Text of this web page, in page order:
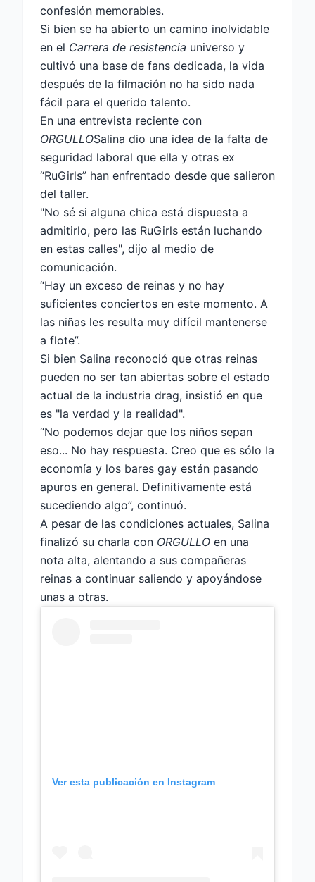
confesión memorables.
Si bien se ha abierto un camino inolvidable
en el Carrera de resistencia universo y
cultivó una base de fans dedicada, la vida
después de la filmación no ha sido nada
fácil para el querido talento.
En una entrevista reciente con
ORGULLOSalina dio una idea de la falta de
seguridad laboral que ella y otras ex
“RuGirls” han enfrentado desde que salieron
del taller.
"No sé si alguna chica está dispuesta a
admitirlo, pero las RuGirls están luchando
en estas calles", dijo al medio de
comunicación.
“Hay un exceso de reinas y no hay
suficientes conciertos en este momento. A
las niñas les resulta muy difícil mantenerse
a flote”.
Si bien Salina reconoció que otras reinas
pueden no ser tan abiertas sobre el estado
actual de la industria drag, insistió en que
es "la verdad y la realidad".
“No podemos dejar que los niños sepan
eso... No hay respuesta. Creo que es sólo la
economía y los bares gay están pasando
apuros en general. Definitivamente está
sucediendo algo”, continuó.
A pesar de las condiciones actuales, Salina
finalizó su charla con ORGULLO en una
nota alta, alentando a sus compañeras
reinas a continuar saliendo y apoyándose
unas a otras.
Ver esta publicación en Instagram